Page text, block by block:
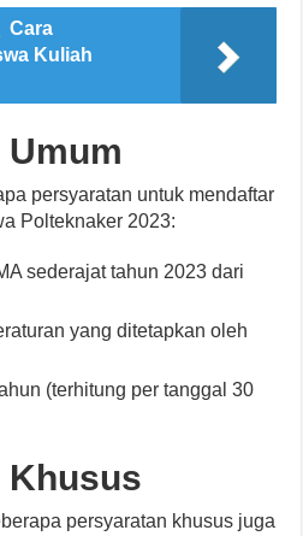
Cara
Kuliah
persyaratan untuk mendaftar
Polteknaker 2023:
sederajat tahun 2023 dari
yang ditetapkan oleh
(terhitung per tanggal 30
Khusus
persyaratan khusus juga